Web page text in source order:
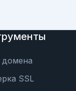
домена
SSL